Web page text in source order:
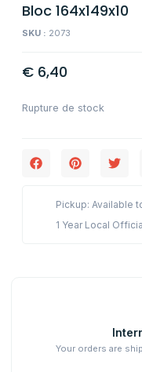
Bloc 164x149x10
SKU : 2073
€ 6,40
Rupture de stock
Pickup: Available
1 Year Local
Your orders are